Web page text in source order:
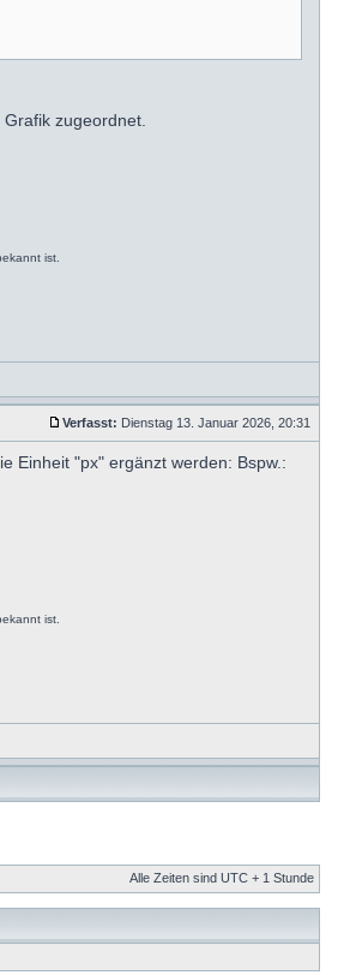
zugeordnet.
ist.
Verfasst: Dienstag 13. Januar 2026, 20:31
Einheit "px" ergänzt werden: Bspw.:
ist.
Alle Zeiten sind UTC + 1 Stunde